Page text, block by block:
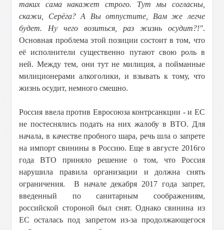
таких сама накажет строго. Тут мы согласны,
скажи, Серёга? А Вы отпустите, Вам же легче
будет. Ну чего возиться, раз жизнь осудит?!".
Основная проблема этой позиции состоит в том, что
её исполнители существенно путают свою роль в
ней. Между тем, они тут не милиция, а пойманные
милиционерами алкоголики, и взывать к тому, что
жизнь осудит, немного смешно.
Россия ввела против Евросоюза контрсанкции - и ЕС
не постеснялись подать на них жалобу в ВТО. Для
начала, в качестве пробного шара, речь шла о запрете
на импорт свинины в Россию. Еще в августе 2016го
года ВТО приняло решение о том, что Россия
нарушила правила организации и должна снять
ограничения. В начале декабря 2017 года запрет,
введенный по санитарным соображениям,
российской стороной был снят. Однако свинина из
ЕС осталась под запретом из-за продолжающегося